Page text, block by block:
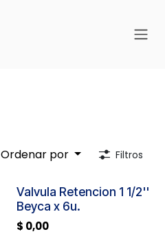
Ordenar por Filtros
Valvula Retencion 1 1/2''
Beyca x 6u.
$ 0,00